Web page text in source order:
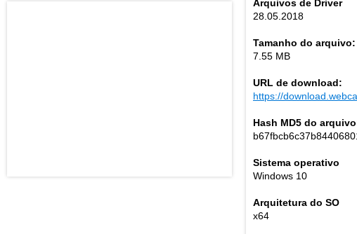
Arquivos de Driver
28.05.2018
Tamanho do arquivo:
7.55 MB
URL de download:
https://
Hash MD5 do
Sistema operativo
Windows 10
Arquitetura do SO
x64